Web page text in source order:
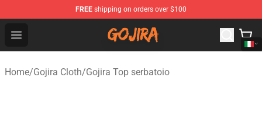
FREE shipping on orders over $100
Open menu
Gojira Shop - Official Gojira Merchandise Store
Home/Gojira Cloth/Gojira Top serbatoio